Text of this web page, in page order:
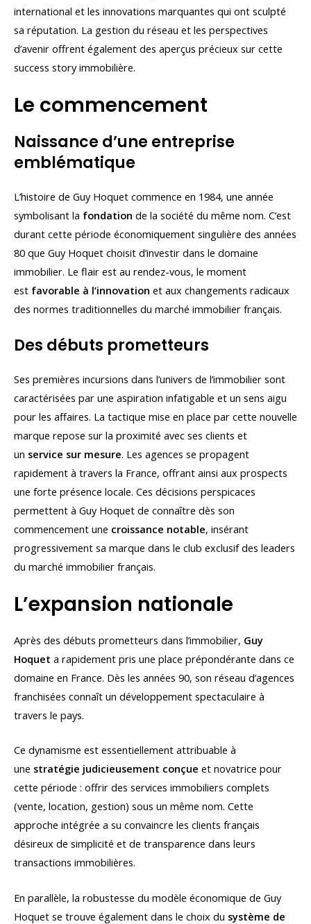
international et les innovations marquantes qui ont sculpté
sa réputation. La gestion du réseau et les perspectives
d’avenir offrent également des aperçus précieux sur cette
success story immobilière.
Le commencement
Naissance d’une entreprise
emblématique
L’histoire de Guy Hoquet commence en 1984, une année
symbolisant la fondation de la société du même nom. C’est
durant cette période économiquement singulière des années
80 que Guy Hoquet choisit d’investir dans le domaine
immobilier. Le flair est au rendez-vous, le moment
est favorable à l’innovation et aux changements radicaux
des normes traditionnelles du marché immobilier français.
Des débuts prometteurs
Ses premières incursions dans l’univers de l’immobilier sont
caractérisées par une aspiration infatigable et un sens aigu
pour les affaires. La tactique mise en place par cette nouvelle
marque repose sur la proximité avec ses clients et
un service sur mesure. Les agences se propagent
rapidement à travers la France, offrant ainsi aux prospects
une forte présence locale. Ces décisions perspicaces
permettent à Guy Hoquet de connaître dès son
commencement une croissance notable, insérant
progressivement sa marque dans le club exclusif des leaders
du marché immobilier français.
L’expansion nationale
Après des débuts prometteurs dans l’immobilier, Guy
Hoquet a rapidement pris une place prépondérante dans ce
domaine en France. Dès les années 90, son réseau d’agences
franchisées connaît un développement spectaculaire à
travers le pays.
Ce dynamisme est essentiellement attribuable à
une stratégie judicieusement conçue et novatrice pour
cette période : offrir des services immobiliers complets
(vente, location, gestion) sous un même nom. Cette
approche intégrée a su convaincre les clients français
désireux de simplicité et de transparence dans leurs
transactions immobilières.
En parallèle, la robustesse du modèle économique de Guy
Hoquet se trouve également dans le choix du système de